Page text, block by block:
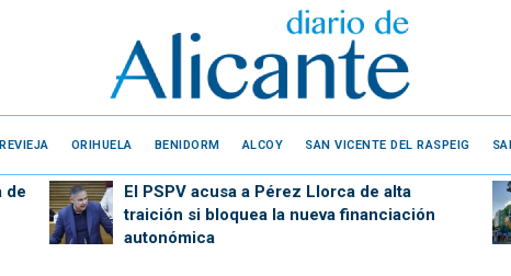
ORIHUELA BENIDORM ALCOY SAN VICENTE DEL RASPEIG
de
El PSPV acusa a Pérez Llorca de alta
traición si bloquea la nueva financiación
autonómica